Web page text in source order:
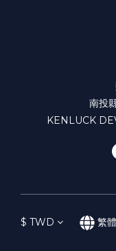
南投
KENLUCK
$ TWD 繁